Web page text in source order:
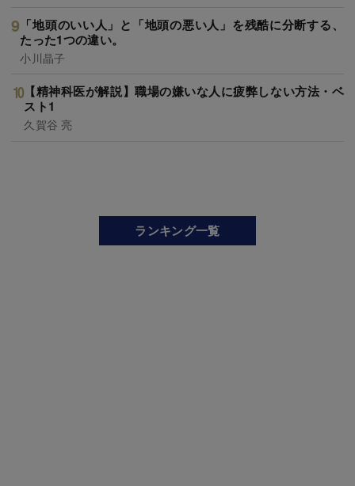
「地頭のいい人」と「地頭の悪い人」を残酷に分断する、
たった1つの違い。
小川晶子
【精神科医が解説】職場の嫌いな人に疲弊しない方法・ベ
スト1
久賀谷 亮
ランキング一覧